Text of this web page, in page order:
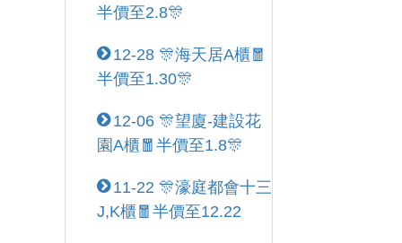
半價至2.8🎊
12-28 🎊海天居A櫃🧧
半價至1.30🎊
12-06 🎊望廈-建設花
園A櫃🧧半價至1.8🎊
11-22 🎊濠庭都會十三
J,K櫃🧧半價至12.22